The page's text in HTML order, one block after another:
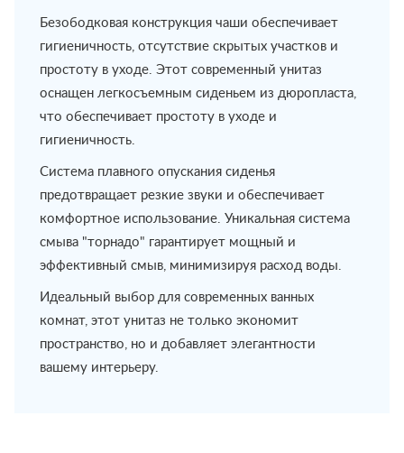
Безободковая конструкция чаши обеспечивает
гигиеничность, отсутствие скрытых участков и
простоту в уходе. Этот современный унитаз
оснащен легкосъемным сиденьем из дюропласта,
что обеспечивает простоту в уходе и
гигиеничность.
Система плавного опускания сиденья
предотвращает резкие звуки и обеспечивает
комфортное использование. Уникальная система
смыва "торнадо" гарантирует мощный и
эффективный смыв, минимизируя расход воды.
Идеальный выбор для современных ванных
комнат, этот унитаз не только экономит
пространство, но и добавляет элегантности
вашему интерьеру.